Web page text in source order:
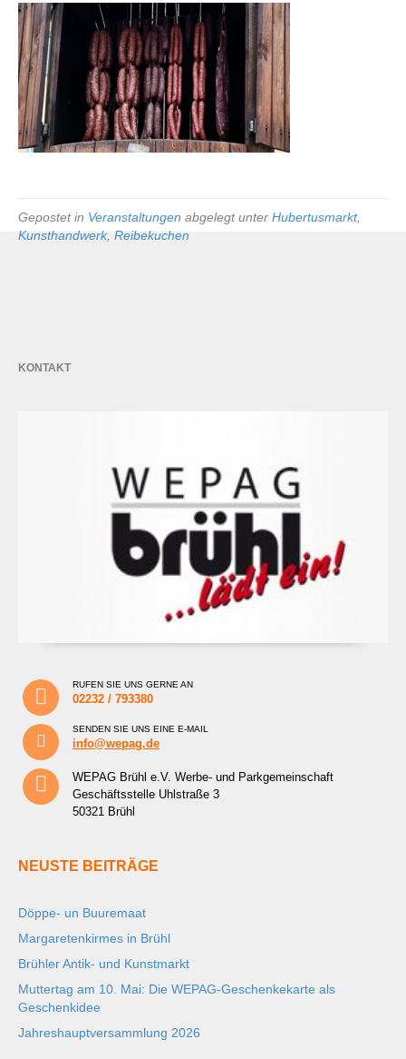
Gepostet in Veranstaltungen abgelegt unter Hubertusmarkt,
Kunsthandwerk, Reibekuchen
KONTAKT
RUFEN SIE UNS GERNE AN
02232 / 793380
SENDEN SIE UNS EINE E-MAIL
info@wepag.de
WEPAG Brühl e.V. Werbe- und Parkgemeinschaft
Geschäftsstelle Uhlstraße 3
50321 Brühl
NEUSTE BEITRÄGE
Döppe- un Buuremaat
Margaretenkirmes in Brühl
Brühler Antik- und Kunstmarkt
Muttertag am 10. Mai: Die WEPAG-Geschenkekarte als
Geschenkidee
Jahreshauptversammlung 2026